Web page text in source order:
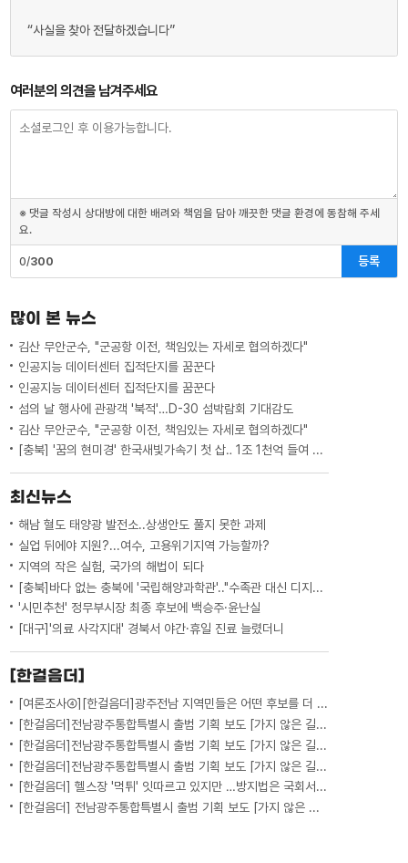
“사실을 찾아 전달하겠습니다”
여러분의 의견을 남겨주세요
※ 댓글 작성시 상대방에 대한 배려와 책임을 담아 깨끗한 댓글 환경에 동참해 주세
요.
0/300 등록
많이 본 뉴스
김산 무안군수, "군공항 이전, 책임있는 자세로 협의하겠다"
인공지능 데이터센터 집적단지를 꿈꾼다
인공지능 데이터센터 집적단지를 꿈꾼다
섬의 날 행사에 관광객 '북적'…D-30 섬박람회 기대감도
김산 무안군수, "군공항 이전, 책임있는 자세로 협의하겠다"
[충북] '꿈의 현미경' 한국새빛가속기 첫 삽‥ 1조 1천억 들여 2029년 완공
최신뉴스
해남 혈도 태양광 발전소..상생안도 풀지 못한 과제
실업 뒤에야 지원?...여수, 고용위기지역 가능할까?
지역의 작은 실험, 국가의 해법이 되다
[충북]바다 없는 충북에 '국립해양과학관'.."수족관 대신 디지털 아쿠아리움"
'시민추천' 정무부시장 최종 후보에 백승주·윤난실
[대구]'의료 사각지대' 경북서 야간·휴일 진료 늘렸더니
[한걸음더]
[여론조사④][한걸음더]광주전남 지역민들은 어떤 후보를 더 선호할까.. 변수는?
[한걸음더]전남광주통합특별시 출범 기획 보도 [가지 않은 길] 5편 프랑스 헌법에 새긴 '지방 분권'..전남광주 통합 성공 조건은?
[한걸음더]전남광주통합특별시 출범 기획 보도 [가지 않은 길] 4편 프랑스 지역 통합 10년 성적표
[한걸음더]전남광주통합특별시 출범 기획 보도 [가지 않은 길] 3편 프랑스 통합 10년 지났지만..."우린 여전히 알자스인"
[한걸음더] 헬스장 '먹튀' 잇따르고 있지만 …방지법은 국회서 낮잠
[한걸음더] 전남광주통합특별시 출범 기획 보도 [가지 않은 길] 2편 지방이 주도한 투자..'유럽 상위 5개 지역' 도약 비결은?